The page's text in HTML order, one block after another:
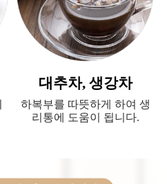
대추차, 생강차
하복부를 따뜻하게 하여 생
리통에 도움이 됩니다.